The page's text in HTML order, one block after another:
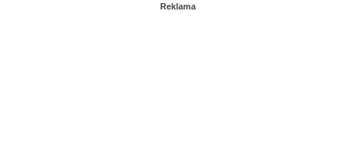
Reklama